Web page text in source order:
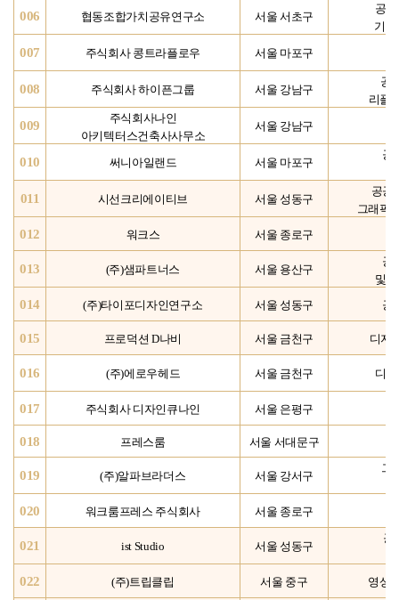
006 협동조합가치 공유연구소 서울 서초구
공
기
007 주식회사 콩트라플로우 서울 마포구
008 주식회사 하이픈그룹 서울 강남구
공
리플
009
주식회사나인
아키 텍터스건축사사무소
서울 강남구
010 써니아일랜드 서울 마포구
공
011 시선크리에이티브 서울 성동구
공공
그래픽
012 워크스 서울 종로구
013 (주)샘파트너스 서울 용산구
공
및
014 (주)타이포디자인연구소 서울 성동구 공
015 프로덕션 D나비 서울 금천구 디자
016 (주)에로우헤드 서울 금천구 디
017 주식회사 디자인큐나인 서울 은평구
018 프레스룸 서울 서대문구
019 (주)알파브라더스 서울 강서구
그
020 워크룸프레스 주식회사 서울 종로구
021 ist Studio 서울 성동구
공
022 (주)트립클립 서울 중구 영상